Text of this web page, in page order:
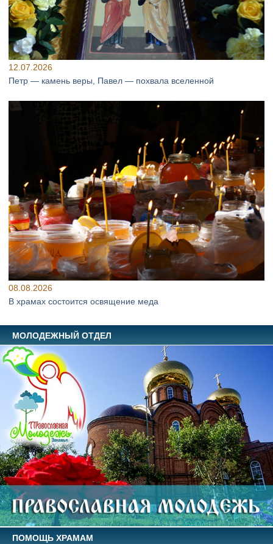
12.07.2026
Петр — камень веры, Павел — похвала вселенной
08.08.2026
В храмах состоится освящение меда
МОЛОДЕЖНЫЙ ОТДЕЛ
ПОМОЩЬ ХРАМАМ